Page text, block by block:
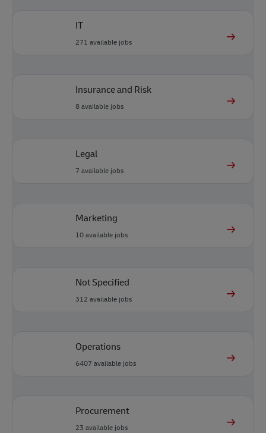
IT
271 available jobs
Insurance and Risk
8available jobs
Legal
7 available jobs
Marketing
10available jobs
Not Specified
312 available jobs
Operations
6407 available jobs
Procurement
23 available jobs